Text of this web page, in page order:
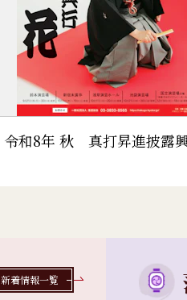
令和8年 秋 真打昇進披露
新着情報一覧